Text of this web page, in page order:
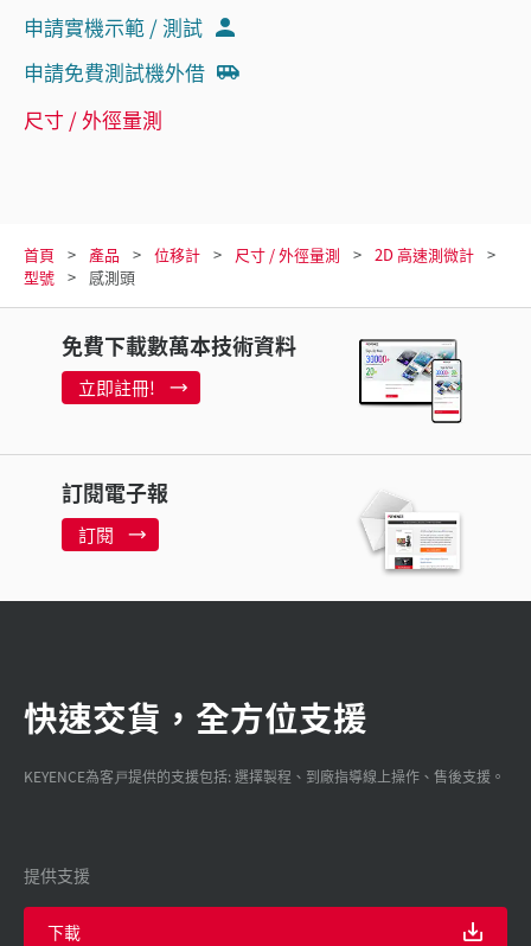
申請實機示範 / 測試
申請免費測試機外借
尺寸 / 外徑量測
首頁 產品 位移計 尺寸 / 外徑量測
2D 高速測微計
型號
感測頭
免費下載數萬本技術資料
立即註冊!
訂閱電子報
訂閱
快速交貨，全方位支援
KEYENCE為客戸提供的支援包括: 選擇製程、到廠指導線上操作、售後支援。
提供支援
下載